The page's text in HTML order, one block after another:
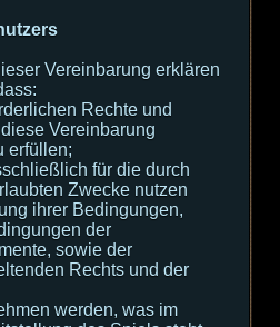
Vereinbarung erklären
Rechte und
Vereinbarung
erfüllen;
für die durch
Zwecke nutzen
ihrer Bedingungen,
der
sowie der
Rechts und der
werden, was im